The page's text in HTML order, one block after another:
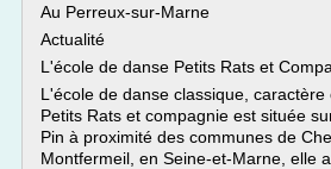
Au Perreux-sur-Marne
Actualité
L'école de danse Petits Rats et
L'école de danse classique,
Petits Rats et compagnie est située
Pin à proximité des communes de
Montfermeil, en Seine-et-Marne, elle